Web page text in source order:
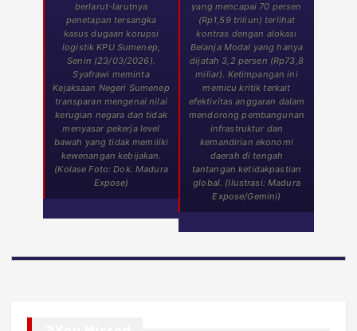
berlarut-larutnya
penetapan tersangka
kasus dugaan korupsi
logistik KPU Sumenep,
Senin (23/03/2026).
Syafrawi meminta
Kejaksaan Negeri Sumenep
transparan mengenai nilai
kerugian negara dan tidak
menyasar pekerja level
bawah yang tidak memiliki
kewenangan kebijakan.
(Kolase Foto: Dok. Madura
Expose)
yang mencapai 70 persen
(Rp1,59 triliun) terlihat
kontras dengan alokasi
Belanja Modal yang hanya
dijatah 3,2 persen (Rp73,8
miliar). Ketimpangan ini
memicu kritik terkait
efektivitas anggaran dalam
mendorong pembangunan
infrastruktur dan
kemandirian ekonomi
daerah di tengah
tantangan ketidakpastian
global. (Ilustrasi: Madura
Expose/Gemini)